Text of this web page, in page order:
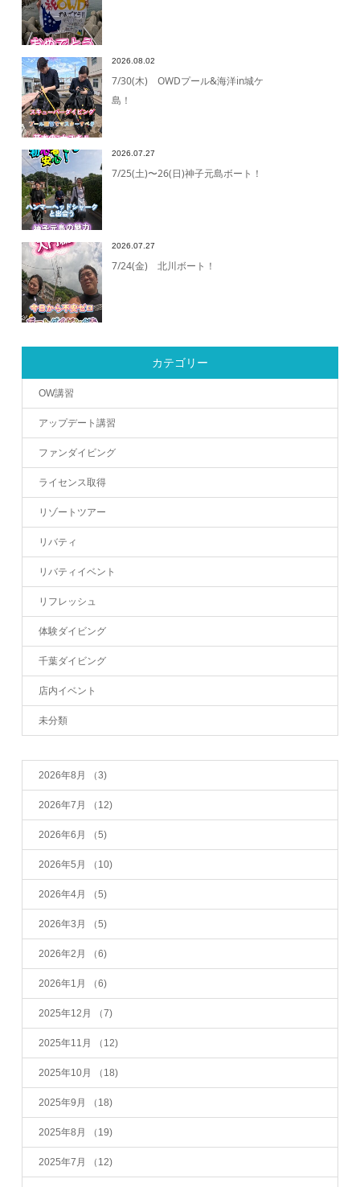
2026.08.02
7/30(木) OWDプール&海洋in城ケ
島！
2026.07.27
7/25(土)〜26(日)神子元島ボート！
2026.07.27
7/24(金) 北川ボート！
カテゴリー
OW講習
アップデート講習
ファンダイビング
ライセンス取得
リゾートツアー
リバティ
リバティイベント
リフレッシュ
体験ダイビング
千葉ダイビング
店内イベント
未分類
2026年8月 （3)
2026年7月 （12)
2026年6月 （5)
2026年5月 （10)
2026年4月 （5)
2026年3月 （5)
2026年2月 （6)
2026年1月 （6)
2025年12月 （7)
2025年11月 （12)
2025年10月 （18)
2025年9月 （18)
2025年8月 （19)
2025年7月 （12)